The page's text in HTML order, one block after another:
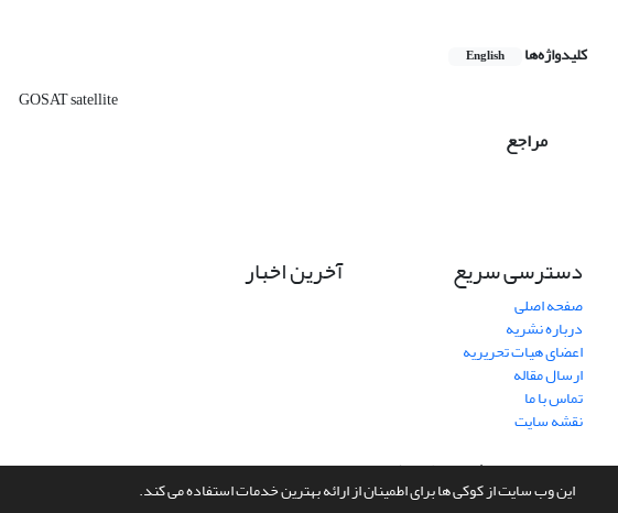
این وب سایت از کوکی ها برای اطمینان از ارائه بهترین خدمات استفاده می کند.
کلیدواژه‌ها English
GOSAT satellite
مراجع
دسترسی سریع
صفحه اصلی
درباره نشریه
اعضای هیات تحریریه
ارسال مقاله
تماس با ما
نقشه سایت
آخرین اخبار
سامانه مدیریت نشریات علمی.طراحی و پیاده سازی ازسیناوب